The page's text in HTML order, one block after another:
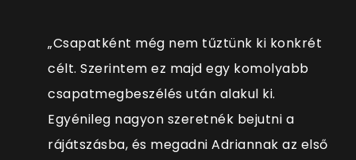
„Csapatként még nem tűztünk ki konkrét
célt. Szerintem ez majd egy komolyabb
csapatmegbeszélés után alakul ki.
Egyénileg nagyon szeretnék bejutni a
rájátszásba, és megadni Adriannak az első